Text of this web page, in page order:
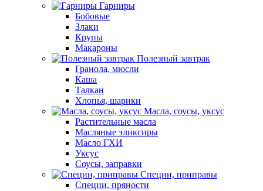
Гарниры
Бобовые
Злаки
Крупы
Макароны
Полезный завтрак
Гранола, мюсли
Каша
Талкан
Хлопья, шарики
Масла, соусы, уксус
Растительные масла
Масляные эликсиры
Масло ГХИ
Уксус
Соусы, заправки
Специи, приправы
Специи, пряности